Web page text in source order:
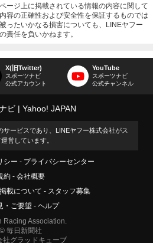
ージ上に掲載されている情報の内容に関して
容の正確性および安全性を保証するものでは
ったいかなる損害についても、LINEヤフー
責任を負いかねます。
X(旧Twitter)
スポーツナビ
公式アカウント
YouTube
スポーツナビ
公式チャンネル
ビ Yahoo! JAPAN
サービスであり、LINEヤフー株式会社がス
営しています。
シー
プライバシーセンター
約
会社概要
載について
スタッフ募集
・ご要望
ヘルプ
Racing Association.
© 毎日新聞社
社グラッドキューブ